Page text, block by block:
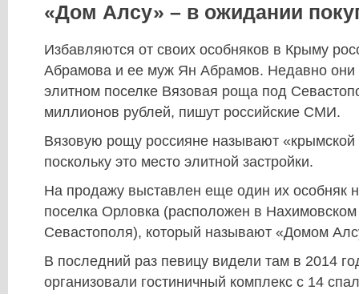
«Дом Алсу» – в ожидании
Избавляются от своих особняков в Крыму
Абрамова и ее муж Ян Абрамов. Недавно они
элитном поселке Вязовая роща под
миллионов рублей, пишут российские СМИ.
Вязовую рощу россияне называют «крымской
поскольку это место элитной застройки.
На продажу выставлен еще один их особняк
поселка Орловка (расположен в
Севастополя), который называют «Домом
В последний раз певицу видели там в 2014
организовали гостиничный комплекс с 14